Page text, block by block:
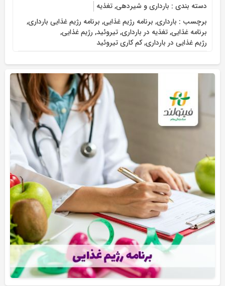
دسته بندی : بارداری و شیردهی,تغذیه
برچسب : بارداری, برنامه رژیم غذایی, برنامه رژیم غذایی بارداری,
برنامه غذایی,تغذیه در بارداری,تیروئید, رژیم غذایی,
رژیم غذایی در بارداری,کم کاری تیروئید